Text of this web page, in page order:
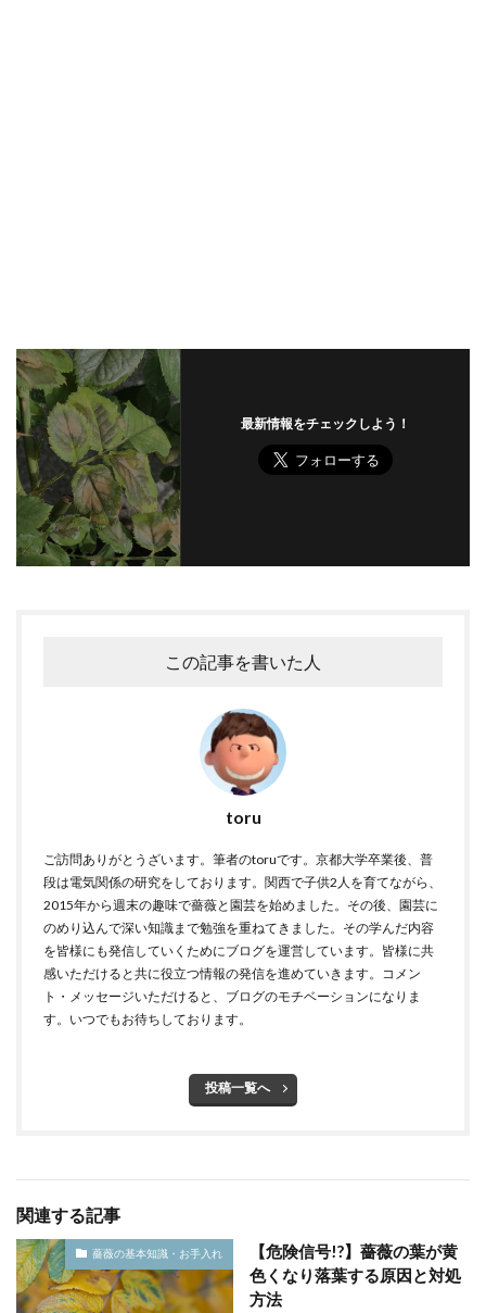
最新情報をチェックしよう！
この記事を書いた人
toru
ご訪問ありがとうざいます。筆者のtoruです。京都大学卒業後、普
段は電気関係の研究をしております。関西で子供2人を育てながら、
2015年から週末の趣味で薔薇と園芸を始めました。その後、園芸に
のめり込んで深い知識まで勉強を重ねてきました。その学んだ内容
を皆様にも発信していくためにブログを運営しています。皆様に共
感いただけると共に役立つ情報の発信を進めていきます。コメン
ト・メッセージいただけると、ブログのモチベーションになりま
す。いつでもお待ちしております。
投稿一覧へ
関連する記事
薔薇の基本知識・お手入れ
【危険信号!?】薔薇の葉が黄
色くなり落葉する原因と対処
方法